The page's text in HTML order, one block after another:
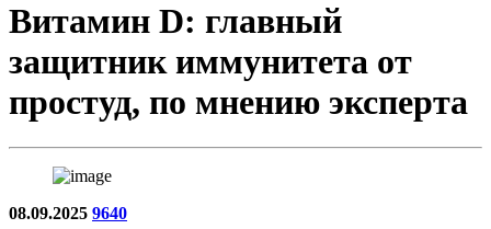
Витамин D: главный
защитник иммунитета от
простуд, по мнению эксперта
08.09.2025 9640